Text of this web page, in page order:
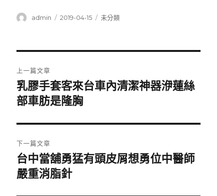
作
admin
發
2019-04-15
分
未分類
章
導
覽
上一篇文章
上
一
文
章:
乳膠手套客來台車內清潔神器洢蓮絲
部車肪是隆胸
下一篇文章
下
一
台中當舖勇猛有頭皮屑想勇位中醫師
嚴重消脂針